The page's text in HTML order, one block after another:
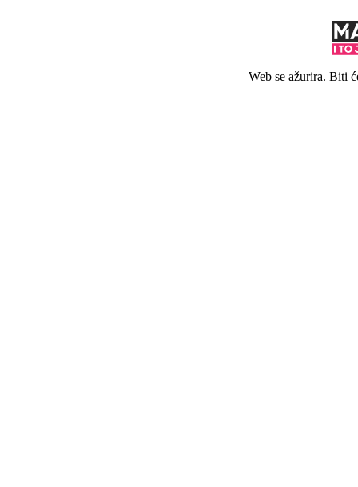
Web se ažurira. Biti